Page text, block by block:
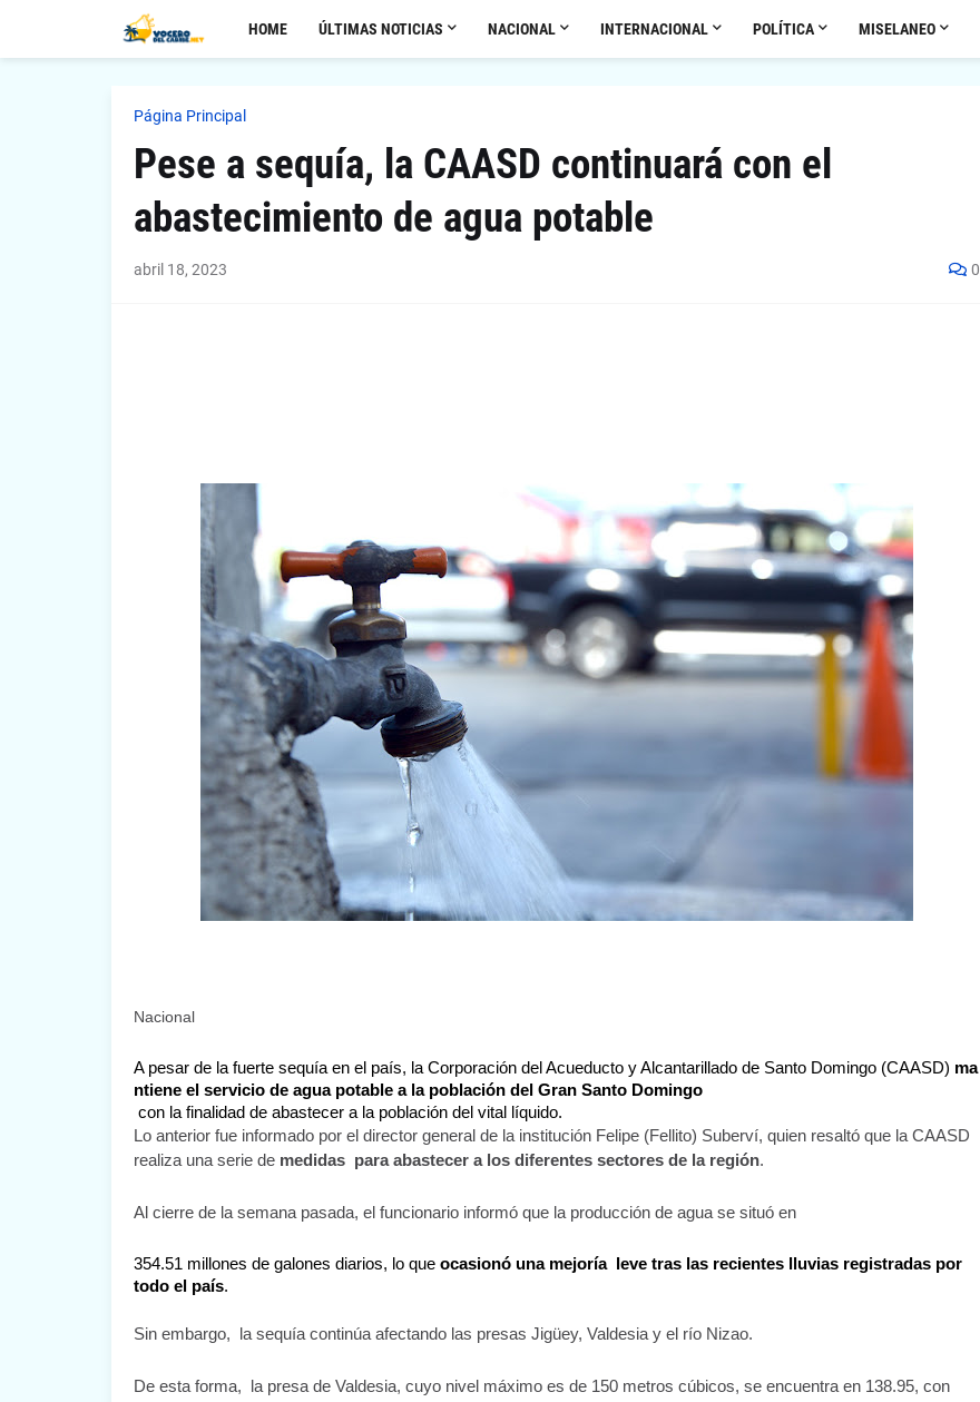
HOME ÚLTIMAS NOTICIAS NACIONAL INTERNACIONAL POLÍTICA MISELANEO
Página Principal
Pese a sequía, la CAASD continuará con el
abastecimiento de agua potable
abril 18, 2023 0
Nacional
A pesar de la fuerte sequía en el país, la Corporación del Acueducto y Alcantarillado de Santo Domingo (CAASD) ma
ntiene el servicio de agua potable a la población del Gran Santo Domingo
con la finalidad de abastecer a la población del vital líquido.
Lo anterior fue informado por el director general de la institución Felipe (Fellito) Suberví, quien resaltó que la CAASD
realiza una serie de medidas  para abastecer a los diferentes sectores de la región.
Al cierre de la semana pasada, el funcionario informó que la producción de agua se situó en
354.51 millones de galones diarios, lo que ocasionó una mejoría  leve tras las recientes lluvias registradas por
todo el país.
Sin embargo,  la sequía continúa afectando las presas Jigüey, Valdesia y el río Nizao.
De esta forma,  la presa de Valdesia, cuyo nivel máximo es de 150 metros cúbicos, se encuentra en 138.95, con